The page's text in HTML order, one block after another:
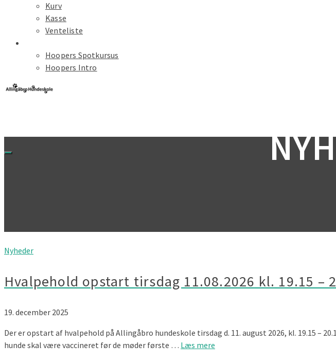
Kurv
Kasse
Venteliste
Hoopers Spotkursus
Hoopers Intro
Nyheder
Hvalpehold opstart tirsdag 11.08.2026 kl. 19.15 –
19. december 2025
Der er opstart af hvalpehold på Allingåbro hundeskole tirsdag d. 11. august 2026, kl. 19.15 –
hunde skal være vaccineret før de møder første … Læs mere